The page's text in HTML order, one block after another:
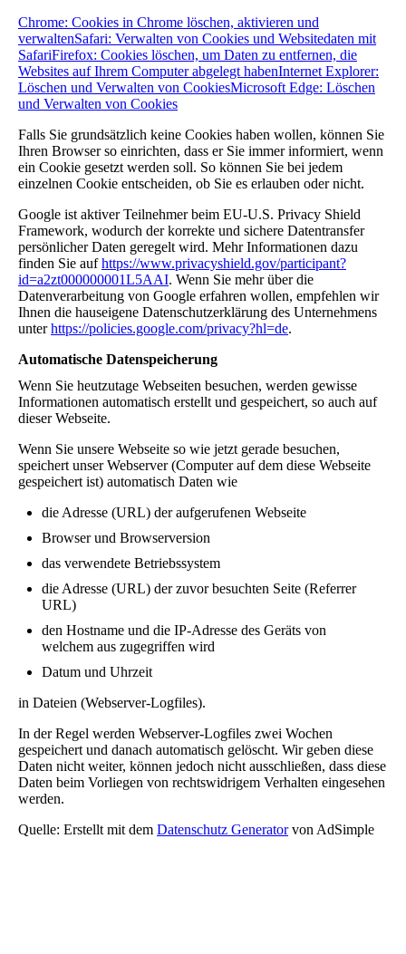
Chrome: Cookies in Chrome löschen, aktivieren und
verwaltenSafari: Verwalten von Cookies und Websitedaten mit
SafariFirefox: Cookies löschen, um Daten zu entfernen, die
Websites auf Ihrem Computer abgelegt habenInternet Explorer:
Löschen und Verwalten von CookiesMicrosoft Edge: Löschen
und Verwalten von Cookies
Falls Sie grundsätzlich keine Cookies haben wollen, können Sie
Ihren Browser so einrichten, dass er Sie immer informiert, wenn
ein Cookie gesetzt werden soll. So können Sie bei jedem
einzelnen Cookie entscheiden, ob Sie es erlauben oder nicht.
Google ist aktiver Teilnehmer beim EU-U.S. Privacy Shield
Framework, wodurch der korrekte und sichere Datentransfer
persönlicher Daten geregelt wird. Mehr Informationen dazu
finden Sie aufhttps://www.privacyshield.gov/participant?
id=a2zt000000001L5AAI. Wenn Sie mehr über die
Datenverarbeitung von Google erfahren wollen, empfehlen wir
Ihnen die hauseigene Datenschutzerklärung des Unternehmens
unterhttps://policies.google.com/privacy?hl=de.
Automatische Datenspeicherung
Wenn Sie heutzutage Webseiten besuchen, werden gewisse
Informationen automatisch erstellt und gespeichert, so auch auf
dieser Webseite.
Wenn Sie unsere Webseite so wie jetzt gerade besuchen,
speichert unser Webserver (Computer auf dem diese Webseite
gespeichert ist) automatisch Daten wie
die Adresse (URL) der aufgerufenen Webseite
Browser und Browserversion
das verwendete Betriebssystem
die Adresse (URL) der zuvor besuchten Seite (Referrer
URL)
den Hostname und die IP-Adresse des Geräts von
welchem aus zugegriffen wird
Datum und Uhrzeit
in Dateien (Webserver-Logfiles).
In der Regel werden Webserver-Logfiles zwei Wochen
gespeichert und danach automatisch gelöscht. Wir geben diese
Daten nicht weiter, können jedoch nicht ausschließen, dass diese
Daten beim Vorliegen von rechtswidrigem Verhalten eingesehen
werden.
Quelle: Erstellt mit dem Datenschutz Generatorvon AdSimple